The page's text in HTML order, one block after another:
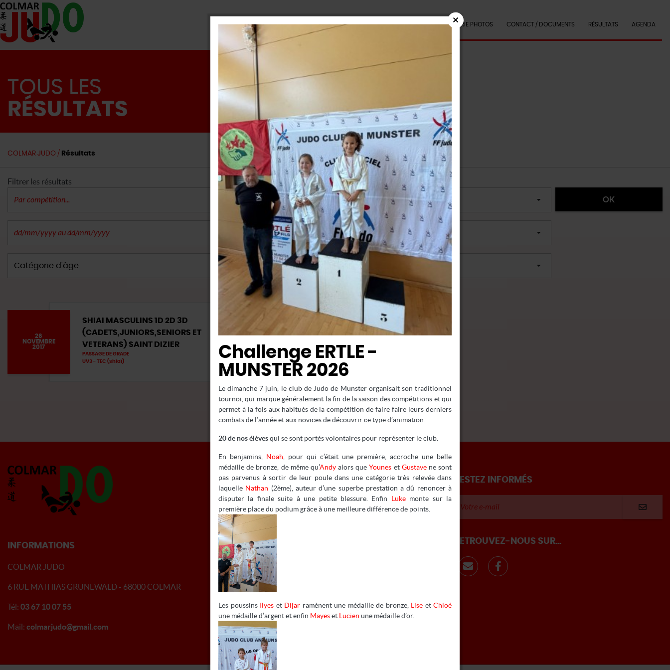
ACTUALITÉS LES COURS LES ACTEURS GALERIE PHOTOS CONTACT / DOCUMENTS RÉSULTATS AGENDA
TOUS LES
RÉSULTATS
COLMAR JUDO / Résultats
Filtrer les résultats
26
NOVEMBRE
2017
SHIAI MASCULINS 1D 2D 3D
(CADETS,JUNIORS,SENIORS ET
VETERANS) SAINT DIZIER
PASSAGE DE GRADE
UV3 - TEC (shiaï)
22
2017
COUPE MINIMES BASSIN
COMPETITION
INDIVIDUELLE
10
INFORMATIONS
COLMAR JUDO
6 RUE MATHIAS GRUNEWALD - 68000 COLMAR
Tél: 03 67 10 07 55
Mail: colmarjudo@gmail.com
À NE PAS MANQUER
Actualités
Les cours
Les acteurs
Galerie photos
Contact / documents
RESTEZ INFORMÉS
RETROUVEZ-NOUS SUR...
Challenge ERTLE -
MUNSTER 2026
Le dimanche 7 juin, le club de Judo de Munster organisait son traditionnel
tournoi, qui marque généralement la fin de la saison des compétitions et qui
permet à la fois aux habitués de la compétition de faire faire leurs derniers
combats de l’année et aux novices de découvrir ce type d’animation.
20 de nos élèvesqui se sont portés volontaires pour représenter le club.
En benjamins, Noah , pour qui c’était une première, accroche une belle
médaille de bronze, de même qu’Andyalors queYounes et Gustave ne sont
pas parvenus à sortir de leur poule dans une catégorie très relevée dans
laquelle Nathan (2ème), auteur d’une superbe prestation a dû renoncer à
disputer la finale suite à une petite blessure. Enfin Luke monte sur la
première place du podium grâce à une meilleure différence de points.
Les poussins Ilyes et Dijar ramènent une médaille de bronze, Lise et Chloé
une médaille d’argent et enfin Mayeset Lucien une médaille d’or.